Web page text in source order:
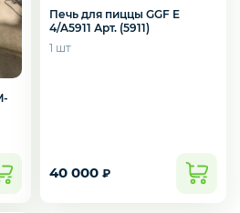
Печь для пиццы GGF E
4/A5911 Арт. (5911)
1 шт
40 000 ₽